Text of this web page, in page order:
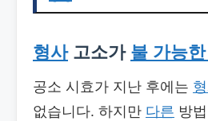
형사고소가 불 가능한
공소 시효가 지난 후에는
없습니다. 하지만 다른 방